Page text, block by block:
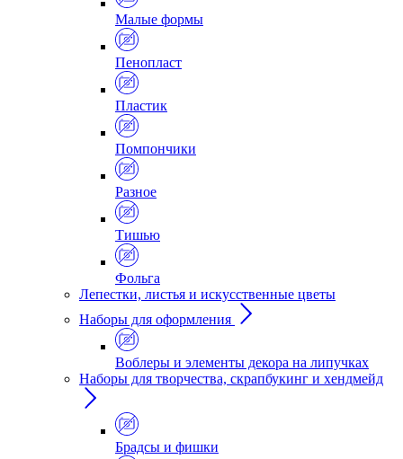
Малые формы
Пенопласт
Пластик
Помпончики
Разное
Тишью
Фольга
Лепестки, листья и искусственные цветы
Наборы для оформления
Воблеры и элементы декора на липучках
Наборы для творчества, скрапбукинг и хендмейд
Брадсы и фишки